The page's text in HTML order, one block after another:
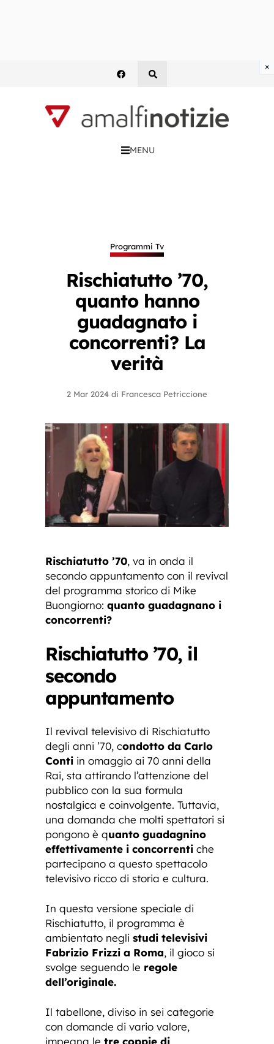
MENU
Programmi Tv
Rischiatutto ’70,
quanto hanno
guadagnato i
concorrenti? La
verità
2 Mar 2024 di Francesca Petriccione
Rischiatutto ’70, va in onda il
secondo appuntamento con il revival
del programma storico di Mike
Buongiorno: quanto guadagnano i
concorrenti?
Rischiatutto ’70, il
secondo
appuntamento
Il revival televisivo di Rischiatutto
degli anni ’70, condotto da Carlo
Conti in omaggio ai 70 anni della
Rai, sta attirando l’attenzione del
pubblico con la sua formula
nostalgica e coinvolgente. Tuttavia,
una domanda che molti spettatori si
pongono è quanto guadagnino
effettivamente i concorrenti che
partecipano a questo spettacolo
televisivo ricco di storia e cultura.
In questa versione speciale di
Rischiatutto, il programma è
ambientato negli studi televisivi
Fabrizio Frizzi a Roma, il gioco si
svolge seguendo le regole
dell’originale.
Il tabellone, diviso in sei categorie
con domande di vario valore,
impegna le tre coppie di
×